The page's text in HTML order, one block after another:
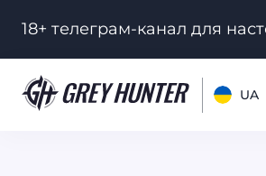
18+ телеграм-канал для
UA